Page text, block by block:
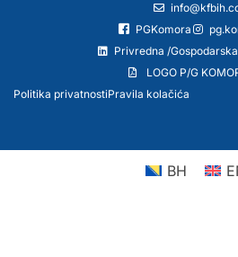
PGKomora
Privredna /
LOGO P/G
Politika privatnostiPravila kolačića
BH